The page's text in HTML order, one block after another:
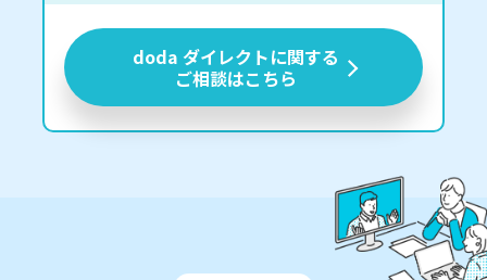
doda ダイレクトに関する
ご相談はこちら